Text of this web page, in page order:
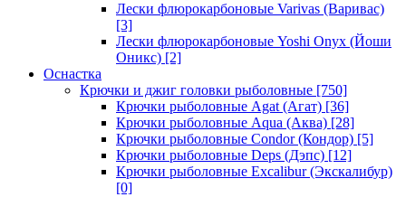
Лески флюрокарбоновые Varivas (Варивас)
[3]
Лески флюрокарбоновые Yoshi Onyx (Йоши
Оникс) [2]
Оснастка
Крючки и джиг головки рыболовные [750]
Крючки рыболовные Agat (Агат) [36]
Крючки рыболовные Aqua (Аква) [28]
Крючки рыболовные Condor (Кондор) [5]
Крючки рыболовные Deps (Дэпс) [12]
Крючки рыболовные Excalibur (Экскалибур)
[0]